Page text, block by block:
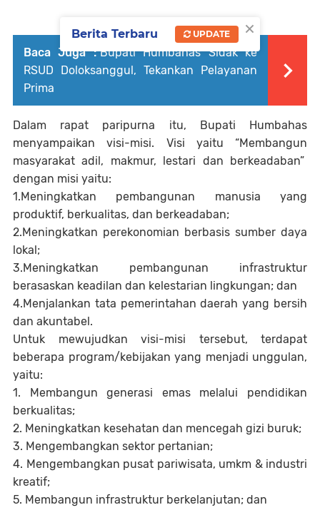
Baca Juga : Bupati Humbahas Sidak ke
RSUD Doloksanggul, Tekankan Pelayanan
Prima
Dalam rapat paripurna itu, Bupati Humbahas
menyampaikan visi-misi. Visi yaitu “Membangun
masyarakat adil, makmur, lestari dan berkeadaban”
dengan misi yaitu:
1.Meningkatkan pembangunan manusia yang
produktif, berkualitas, dan berkeadaban;
2.Meningkatkan perekonomian berbasis sumber daya
lokal;
3.Meningkatkan pembangunan infrastruktur
berasaskan keadilan dan kelestarian lingkungan; dan
4.Menjalankan tata pemerintahan daerah yang bersih
dan akuntabel.
Untuk mewujudkan visi-misi tersebut, terdapat
beberapa program/kebijakan yang menjadi unggulan,
yaitu:
1. Membangun generasi emas melalui pendidikan
berkualitas;
2. Meningkatkan kesehatan dan mencegah gizi buruk;
3. Mengembangkan sektor pertanian;
4. Mengembangkan pusat pariwisata, umkm & industri
kreatif;
5. Membangun infrastruktur berkelanjutan; dan
×
Berita Terbaru UPDATE